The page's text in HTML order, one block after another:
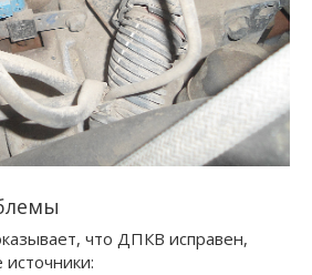
что ДПКВ исправен,